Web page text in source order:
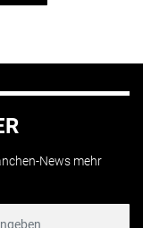
News mehr